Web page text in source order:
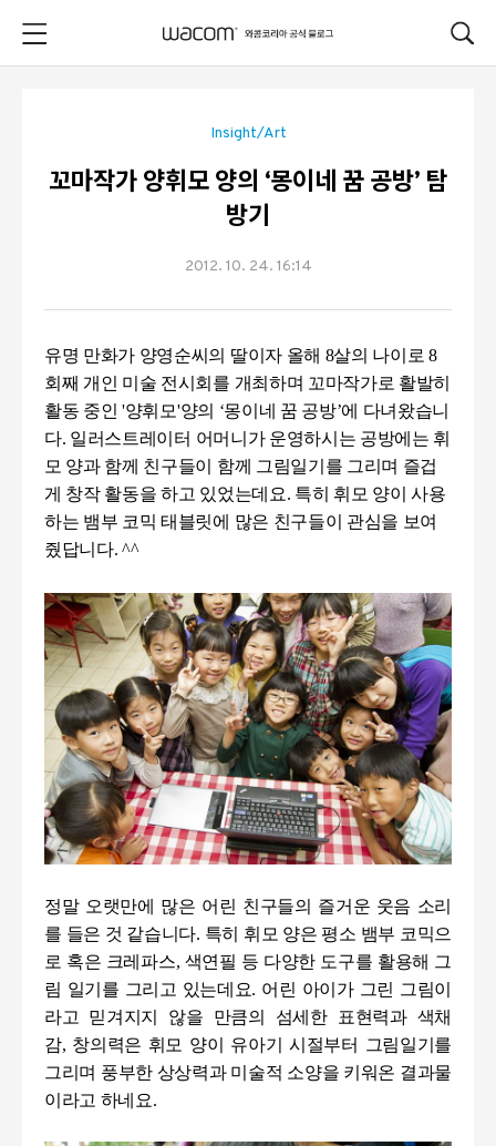
Insight/Art
꼬마작가 양휘모 양의 ‘몽이네 꿈 공방’ 탐
방기
2012. 10. 24. 16:14
유명 만화가 양영순씨의 딸이자 올해 8살의 나이로 8
회째 개인 미술 전시회를 개최하며 꼬마작가로 활발히
활동 중인 '양휘모'양의 ‘몽이네 꿈 공방’에 다녀왔습니
다. 일러스트레이터 어머니가 운영하시는 공방에는 휘
모 양과 함께 친구들이 함께 그림일기를 그리며 즐겁
게 창작 활동을 하고 있었는데요. 특히 휘모 양이 사용
하는 뱀부 코믹 태블릿에 많은 친구들이 관심을 보여
줬답니다. ^^
정말 오랫만에 많은 어린 친구들의 즐거운 웃음 소리
를 들은 것 같습니다. 특히 휘모 양은 평소 뱀부 코믹으
로 혹은 크레파스, 색연필 등 다양한 도구를 활용해 그
림 일기를 그리고 있는데요. 어린 아이가 그린 그림이
라고 믿겨지지 않을 만큼의 섬세한 표현력과 색채
감, 창의력은 휘모 양이 유아기 시절부터 그림일기를
그리며 풍부한 상상력과 미술적 소양을 키워온 결과물
이라고 하네요.